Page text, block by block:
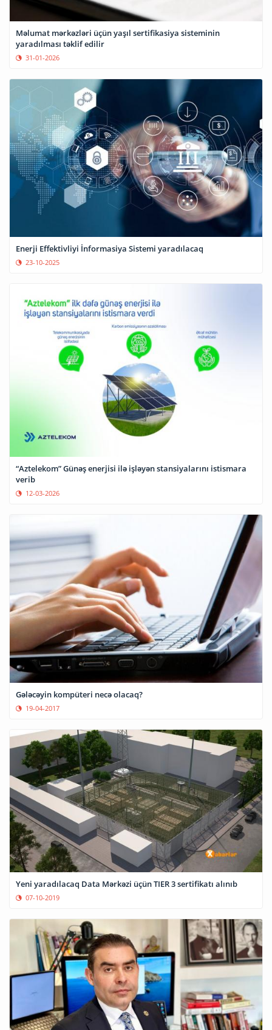
Məlumat mərkəzləri üçün yaşıl sertifikasiya sisteminin
yaradılması təklif edilir
31-01-2026
Enerji Effektivliyi İnformasiya Sistemi yaradılacaq
23-10-2025
“Aztelekom” Günəş enerjisi ilə işləyən stansiyalarını istismara
verib
12-03-2026
Gələcəyin kompüteri necə olacaq?
19-04-2017
Yeni yaradılacaq Data Mərkəzi üçün TIER 3 sertifikatı alınıb
07-10-2019